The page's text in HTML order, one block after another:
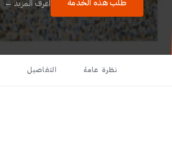
طلب هذه الخدمة اعرف المزيد ←
نظرة عامة التفاصيل